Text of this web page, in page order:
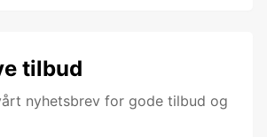
tilbud
nyhetsbrev for gode tilbud og